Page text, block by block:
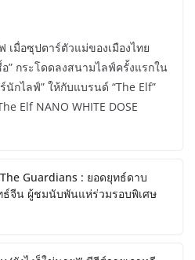
เมื่อซุปตาร์ตัวแม่ของเมืองไทย
” กระโดดลงสนามไลฟ์ครั้งแรกใน
กไลฟ์” ให้กับแบรนด์ “The Elf”
Elf NANO WHITE DOSE
Guardians : ยอดยุทธ์ดาบ
ธ์จีน ผู้ชมนับพันแห่ร่วมรอบพิเศษ